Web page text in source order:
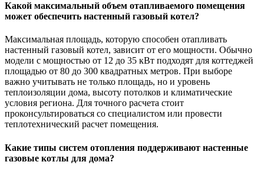
Какой максимальный объем отапливаемого помещения
может обеспечить настенный газовый котел?
Максимальная площадь, которую способен отапливать
настенный газовый котел, зависит от его мощности. Обычно
модели с мощностью от 12 до 35 кВт подходят для коттеджей
площадью от 80 до 300 квадратных метров. При выборе
важно учитывать не только площадь, но и уровень
теплоизоляции дома, высоту потолков и климатические
условия региона. Для точного расчета стоит
проконсультироваться со специалистом или провести
теплотехнический расчет помещения.
Какие типы систем отопления поддерживают настенные
газовые котлы для дома?